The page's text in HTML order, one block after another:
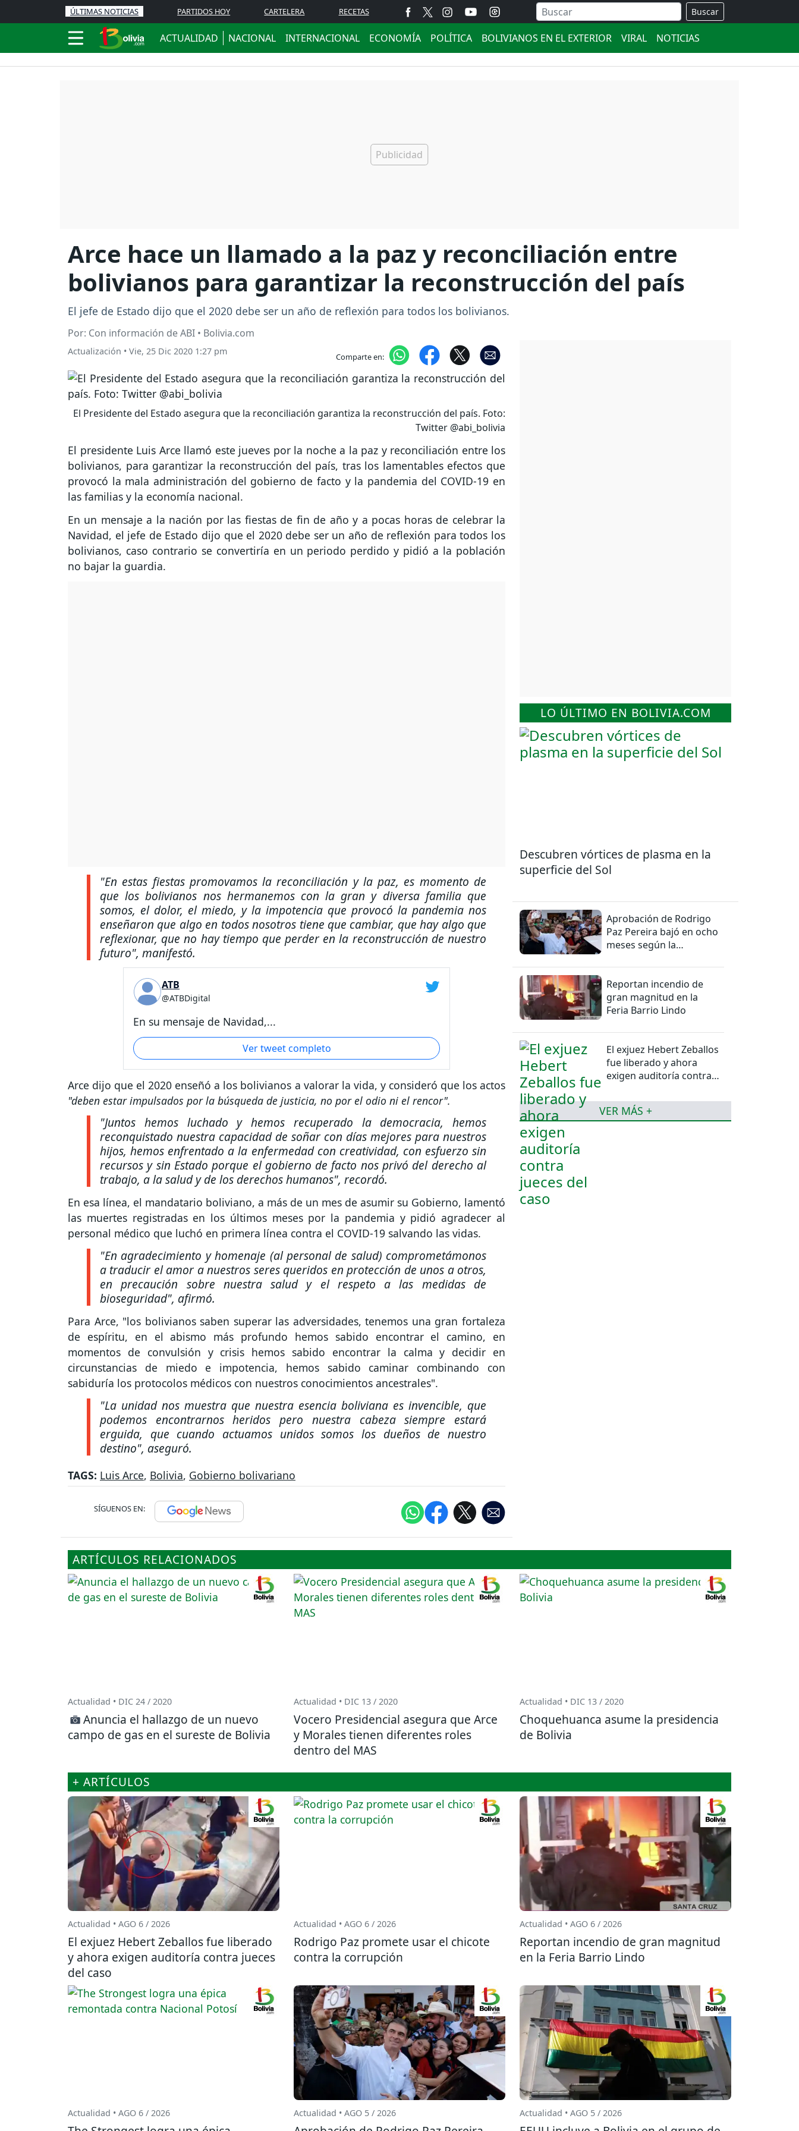
ÚLTIMAS NOTICIAS PARTIDOS HOY CARTELERA RECETAS Buscar
ACTUALIDAD NACIONAL INTERNACIONAL ECONOMÍA POLÍTICA BOLIVIANOS EN EL EXTERIOR VIRAL NOTICIAS
Arce hace un llamado a la paz y reconciliación entre
bolivianos para garantizar la reconstrucción del país
El jefe de Estado dijo que el 2020 debe ser un año de reflexión para todos los bolivianos.
Por: Con información de ABI • Bolivia.com
Actualización • Vie, 25 Dic 2020 1:27 pm Comparte en:
El Presidente del Estado asegura que la reconciliación garantiza la reconstrucción del país. Foto:
Twitter @abi_bolivia
El presidente Luis Arce llamó este jueves por la noche a la paz y reconciliación entre los
bolivianos, para garantizar la reconstrucción del país, tras los lamentables efectos que
provocó la mala administración del gobierno de facto y la pandemia del COVID-19 en
las familias y la economía nacional.
En un mensaje a la nación por las fiestas de fin de año y a pocas horas de celebrar la
Navidad, el jefe de Estado dijo que el 2020 debe ser un año de reflexión para todos los
bolivianos, caso contrario se convertiría en un periodo perdido y pidió a la población
no bajar la guardia.
"En estas fiestas promovamos la reconciliación y la paz, es momento de
que los bolivianos nos hermanemos con la gran y diversa familia que
somos, el dolor, el miedo, y la impotencia que provocó la pandemia nos
enseñaron que algo en todos nosotros tiene que cambiar, que hay algo que
reflexionar, que no hay tiempo que perder en la reconstrucción de nuestro
futuro", manifestó.
ATB
@ATBDigital
En su mensaje de Navidad,...
Ver tweet completo
Arce dijo que el 2020 enseñó a los bolivianos a valorar la vida, y consideró que los actos
"deben estar impulsados por la búsqueda de justicia, no por el odio ni el rencor".
"Juntos hemos luchado y hemos recuperado la democracia, hemos
reconquistado nuestra capacidad de soñar con días mejores para nuestros
hijos, hemos enfrentado a la enfermedad con creatividad, con esfuerzo sin
recursos y sin Estado porque el gobierno de facto nos privó del derecho al
trabajo, a la salud y de los derechos humanos", recordó.
En esa línea, el mandatario boliviano, a más de un mes de asumir su Gobierno, lamentó
las muertes registradas en los últimos meses por la pandemia y pidió agradecer al
personal médico que luchó en primera línea contra el COVID-19 salvando las vidas.
"En agradecimiento y homenaje (al personal de salud) comprometámonos
a traducir el amor a nuestros seres queridos en protección de unos a otros,
en precaución sobre nuestra salud y el respeto a las medidas de
bioseguridad", afirmó.
Para Arce, "los bolivianos saben superar las adversidades, tenemos una gran fortaleza
de espíritu, en el abismo más profundo hemos sabido encontrar el camino, en
momentos de convulsión y crisis hemos sabido encontrar la calma y decidir en
circunstancias de miedo e impotencia, hemos sabido caminar combinando con
sabiduría los protocolos médicos con nuestros conocimientos ancestrales".
"La unidad nos muestra que nuestra esencia boliviana es invencible, que
podemos encontrarnos heridos pero nuestra cabeza siempre estará
erguida, que cuando actuamos unidos somos los dueños de nuestro
destino", aseguró.
TAGS: Luis Arce, Bolivia, Gobierno bolivariano
SÍGUENOS EN:
LO ÚLTIMO EN BOLIVIA.COM
Descubren vórtices de plasma en la
superficie del Sol
Aprobación de Rodrigo
Paz Pereira bajó en ocho
meses según la
Reportan incendio de
gran magnitud en la
Feria Barrio Lindo
El exjuez Hebert Zeballos
fue liberado y ahora
exigen auditoría contra
VER MÁS +
ARTÍCULOS RELACIONADOS
Actualidad • DIC 24 / 2020
Anuncia el hallazgo de un nuevo
campo de gas en el sureste de Bolivia
Actualidad • DIC 13 / 2020
Vocero Presidencial asegura que Arce
y Morales tienen diferentes roles
dentro del MAS
Actualidad • DIC 13 / 2020
Choquehuanca asume la presidencia
de Bolivia
+ ARTÍCULOS
Actualidad • AGO 6 / 2026
El exjuez Hebert Zeballos fue liberado
y ahora exigen auditoría contra jueces
del caso
Actualidad • AGO 6 / 2026
Rodrigo Paz promete usar el chicote
contra la corrupción
Actualidad • AGO 6 / 2026
Reportan incendio de gran magnitud
en la Feria Barrio Lindo
Actualidad • AGO 6 / 2026 Actualidad • AGO 5 / 2026 Actualidad • AGO 5 / 2026